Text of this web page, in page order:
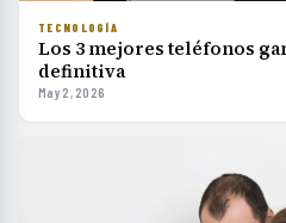
TECNOLOGÍA
Los 3 mejores teléfonos
definitiva
May 2, 2026